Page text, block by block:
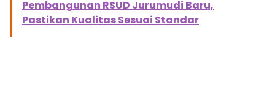
Pembangunan RSUD Jurumudi Baru,
Pastikan Kualitas Sesuai Standar